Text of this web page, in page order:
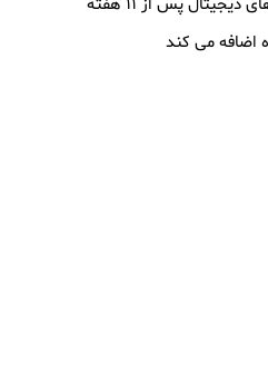
پس از ۱۱ هفته